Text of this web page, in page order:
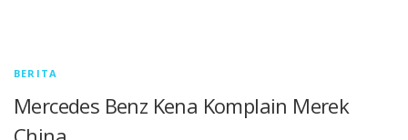
BERITA
Mercedes Benz Kena Komplain Merek